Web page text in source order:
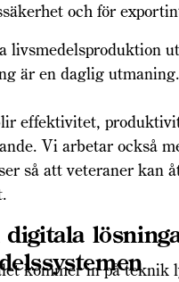
och för
livsmedelsproduktion
är en daglig utmaning.
effektivitet,
Vi arbetar också
så att veteraner kan
kommer in på teknik